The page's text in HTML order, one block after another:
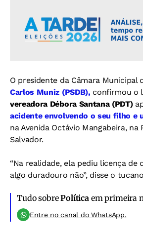
O presidente da Câmara Municipal
Carlos Muniz (PSDB), confirmou o
vereadora Débora Santana (PDT)
acidente envolvendo o seu filho e
na Avenida Octávio Mangabeira, na
Salvador.
“Na realidade, ela pediu licença de
algo duradouro não”, disse o
Tudo sobrePolíticaem primeira
Entre no canal do WhatsApp.